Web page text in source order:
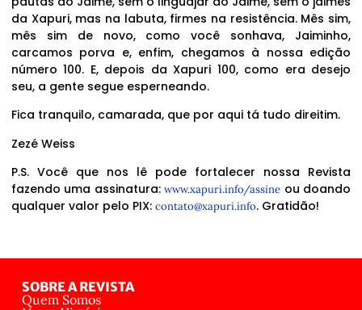
da Xapuri, mas na labuta, firmes na resistência. Mês sim,
mês sim de novo, como você sonhava, Jaiminho,
carcamos porva e, enfim, chegamos à nossa edição
número 100. E, depois da Xapuri 100, como era desejo
seu, a gente segue esperneando.
Fica tranquilo, camarada, que por aqui tá tudo direitim.
Zezé Weiss
P.S. Você que nos lê pode fortalecer nossa Revista
fazendo uma assinatura:www.xapuri.info/assine ou doando
qualquer valor pelo PIX: contato@xapuri.info. Gratidão!
SOBRE A REVISTA
Quem Somos